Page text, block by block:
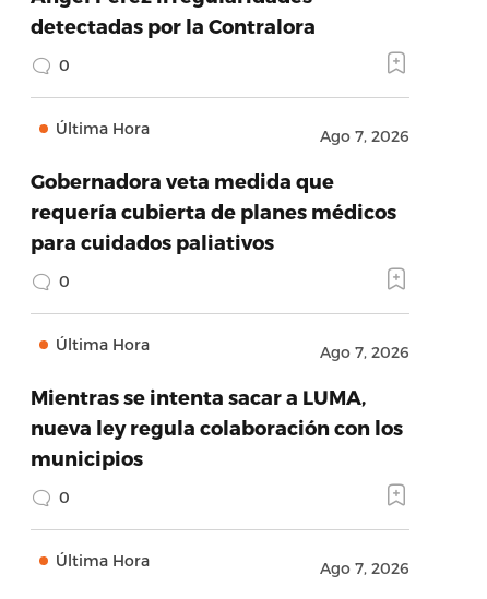
detectadas por la Contralora
0
Última Hora Ago 7, 2026
Gobernadora veta medida que
requería cubierta de planes médicos
para cuidados paliativos
0
Última Hora Ago 7, 2026
Mientras se intenta sacar a LUMA,
nueva ley regula colaboración con los
municipios
0
Última Hora Ago 7, 2026